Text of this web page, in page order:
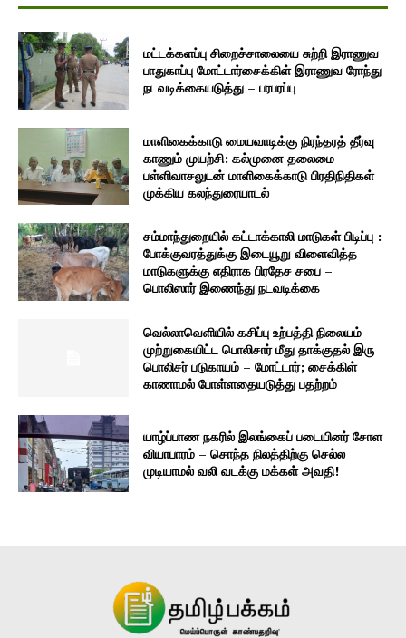
மட்டக்களப்பு சிறைச்சாலையை சுற்றி இராணுவ
பாதுகாப்பு மோட்டார்சைக்கிள் இராணுவ ரோந்து
நடவடிக்கையடுத்து – பரபரப்பு
மாளிகைக்காடு மையவாடிக்கு நிரந்தரத் தீர்வு
காணும் முயற்சி: கல்முனை தலைமை
பள்ளிவாசலுடன் மாளிகைக்காடு பிரதிநிதிகள்
முக்கிய கலந்துரையாடல்
சம்மாந்துறையில் கட்டாக்காலி மாடுகள் பிடிப்பு :
போக்குவரத்துக்கு இடையூறு விளைவித்த
மாடுகளுக்கு எதிராக பிரதேச சபை –
பொலிஸார் இணைந்து நடவடிக்கை
வெல்லாவெளியில் கசிப்பு உற்பத்தி நிலையம்
முற்றுகையிட்ட பொலிசார் மீது தாக்குதல் இரு
பொலிசர் படுகாயம் – மோட்டார்; சைக்கிள்
காணாமல் போள்ளதையடுத்து பதற்றம்
யாழ்ப்பாண நகரில் இலங்கைப் படையினர் சோள
வியாபாரம் – சொந்த நிலத்திற்கு செல்ல
முடியாமல் வலி வடக்கு மக்கள் அவதி!